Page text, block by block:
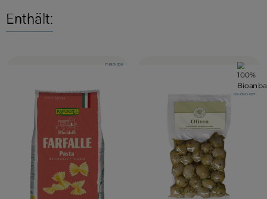
Enthält:
, Verband:
, Kontrollstelle:
IT-BIO-006 ,
, Kontrollstelle:
DE-ÖKO-007